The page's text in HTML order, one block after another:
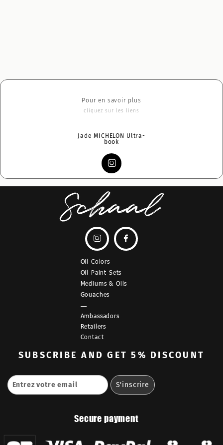
Pour en savoir plus
cliquez sur les liens
Jade MICHELON Ultra-
book

 
Oil Colors
Oil Paint Sets
Mediums & Oils
Gouaches
—
Ambassadors
Retailers
Contact
SUBSCRIBE AND GET 5% DISCOUNT
Secure payment